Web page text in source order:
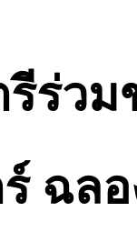
ร่ว
ฉล